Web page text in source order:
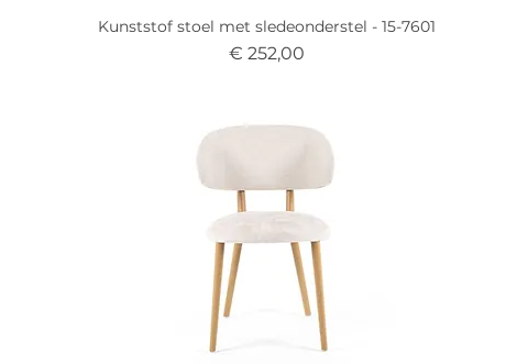
Kunststof stoel met sledeonderstel - 15-7601
Prijs
€ 252,00